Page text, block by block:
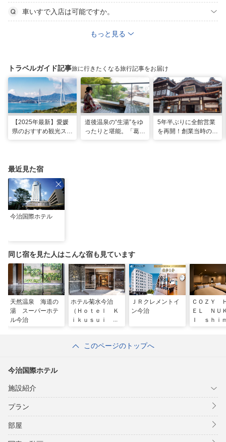
車いすで入店は可能ですか。
もっと見る
トラベルガイド記事旅に行きたくなる旅行記事をお届け
【2025年最新】愛媛
県のおすすめ観光スポ
道後温泉の“生湯”をゆ
ったりと堪能。「葛城
5年半ぶりに全館営業
を再開！創業当時の風
最近見た宿
今治国際ホテル
同じ宿を見た人はこんな宿も見ています
天然温泉 海道の
湯 スーパーホテ
ル今治
ホテル菊水今治
（Ｈｏｔｅｌ Ｋ
ｉｋｕｓｕｉ Ｉ
ＪＲクレメントイ
ン今治
ＣＯＺＹ
ＥＬ ＮＵ
Ｉ ｓｈｉ
このページのトップへ
今治国際ホテル
施設紹介
プラン
部屋